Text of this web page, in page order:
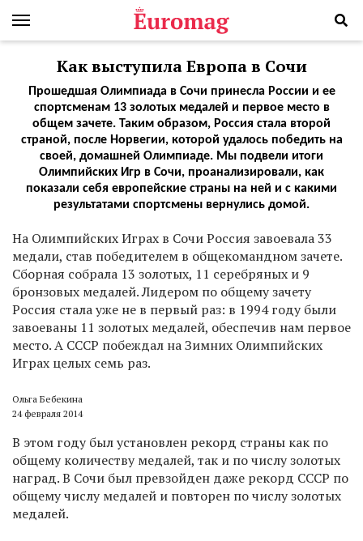
Как выступила Европа в Сочи
Прошедшая Олимпиада в Сочи принесла России и ее
спортсменам 13 золотых медалей и первое место в
общем зачете. Таким образом, Россия стала второй
страной, после Норвегии, которой удалось победить на
своей, домашней Олимпиаде. Мы подвели итоги
Олимпийских Игр в Сочи, проанализировали, как
показали себя европейские страны на ней и с какими
результатами спортсмены вернулись домой.
На Олимпийских Играх в Сочи Россия завоевала 33
медали, став победителем в общекомандном зачете.
Сборная собрала 13 золотых, 11 серебряных и 9
бронзовых медалей. Лидером по общему зачету
Россия стала уже не в первый раз: в 1994 году были
завоеваны 11 золотых медалей, обеспечив нам первое
место. А СССР побеждал на Зимних Олимпийских
Играх целых семь раз.
Ольга Бебекина
24 февраля 2014
В этом году был установлен рекорд страны как по
общему количеству медалей, так и по числу золотых
наград. В Сочи был превзойден даже рекорд СССР по
общему числу медалей и повторен по числу золотых
медалей.